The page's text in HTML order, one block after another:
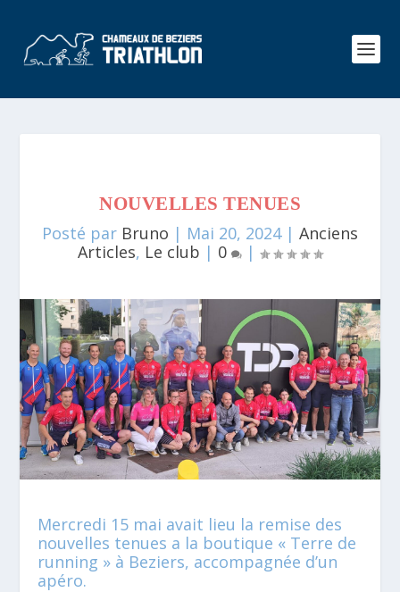
NOUVELLES TENUES
Posté par Bruno | Mai 20, 2024| Anciens
Articles, Le club | 0 |
Mercredi 15 mai avait lieu la remise des
nouvelles tenues a la boutique « Terre de
running » à Beziers, accompagnée d’un
apéro.